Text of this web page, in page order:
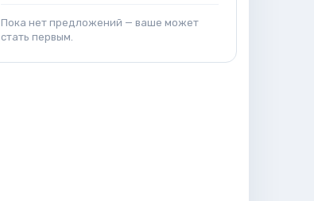
Пока нет предложений — ваше может
стать первым.